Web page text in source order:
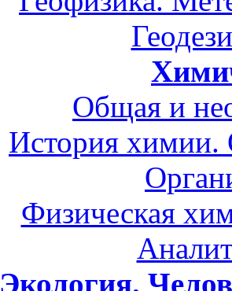
Общая и
История
Физическая
Экология.